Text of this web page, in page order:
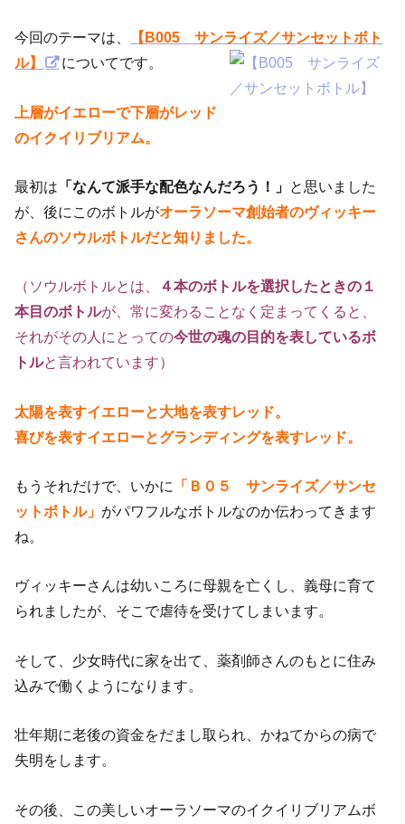
今回のテーマは、
【B005 サンライズ／サンセットボト
ル】
についてです。
上層がイエローで下層がレッド
のイクイリブリアム。
最初は 「なんて派手な配色なんだろう！」 と思いました
が、後にこのボトルがオーラソーマ創始者のヴィッキー
さんのソウルボトルだと知りました。
（ソウルボトルとは、
４本のボトルを選択したときの１
本目のボトルが、常に変わることなく定まってくると、
それがその人にとっての今世の魂の目的を表しているボ
トルと言われています）
太陽を表すイエローと大地を表すレッド。
喜びを表すイエローとグランディングを表すレッド。
もうそれだけで、いかに
「Ｂ０５ サンライズ／サンセ
ットボトル」 がパワフルなボトルなのか伝わってきます
ね。
ヴィッキーさんは幼いころに母親を亡くし、義母に育て
られましたが、そこで虐待を受けてしまいます。
そして、少女時代に家を出て、薬剤師さんのもとに住み
込みで働くようになります。
壮年期に老後の資金をだまし取られ、かねてからの病で
失明をします。
その後、この美しいオーラソーマのイクイリブリアムボ